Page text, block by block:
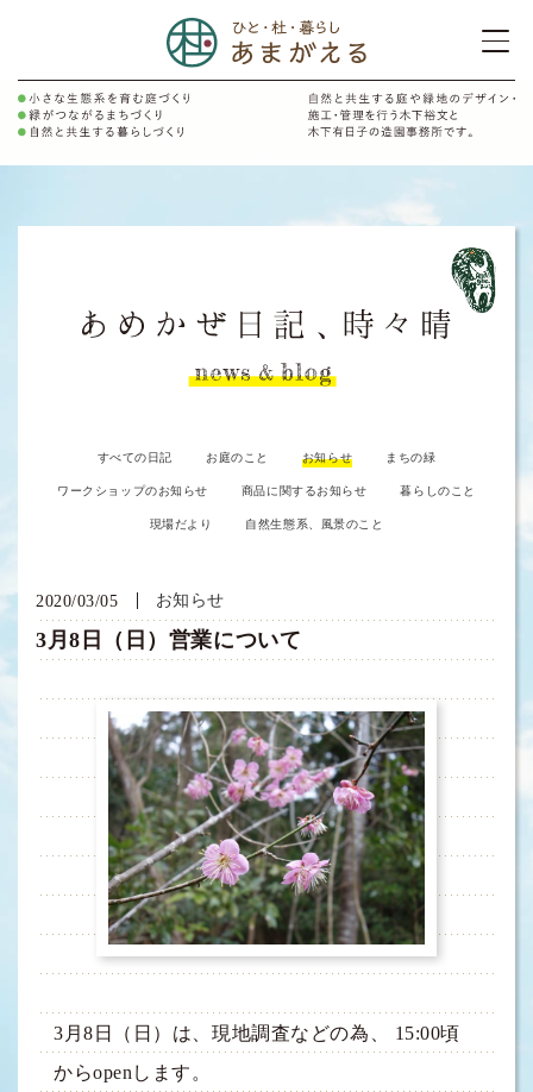
すべての日記 お庭のこと お知らせ まちの緑
ワークショップのお知らせ 商品に関するお知らせ 暮らしのこと
現場だより 自然生態系、風景のこと
2020/03/05 お知らせ
3月8日（日）営業について
3月8日（日）は、現地調査などの為、 15:00頃
からopenします。